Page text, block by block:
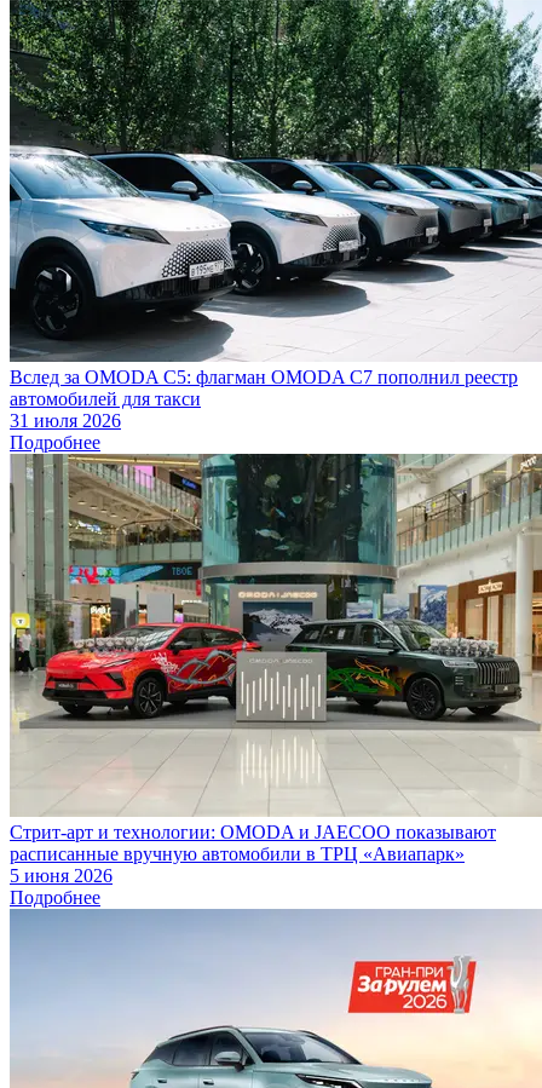
Вслед за OMODA C5: флагман OMODA C7 пополнил реестр
автомобилей для такси
31 июля 2026
Подробнее
Стрит-арт и технологии: OMODA и JAECOO показывают
расписанные вручную автомобили в ТРЦ «Авиапарк»
5 июня 2026
Подробнее